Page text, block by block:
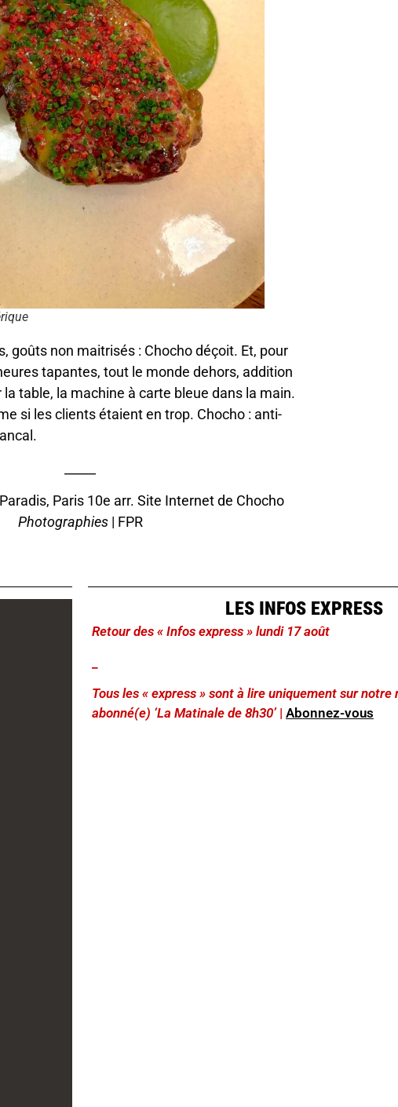
goûts non maitrisés : Chocho déçoit. Et, pour
tapantes, tout le monde dehors, addition
table, la machine à carte bleue dans la main.
si les clients étaient en trop. Chocho : anti-
Paris 10e arr. Site Internet de Chocho
Photographies| FPR
LES INFOS EXPRESS
Retour des « Infos express » lundi 17 août
Tous les « express » sont à lire uniquement sur
abonné(e) ‘La Matinale de 8h30’ | Abonnez-vous